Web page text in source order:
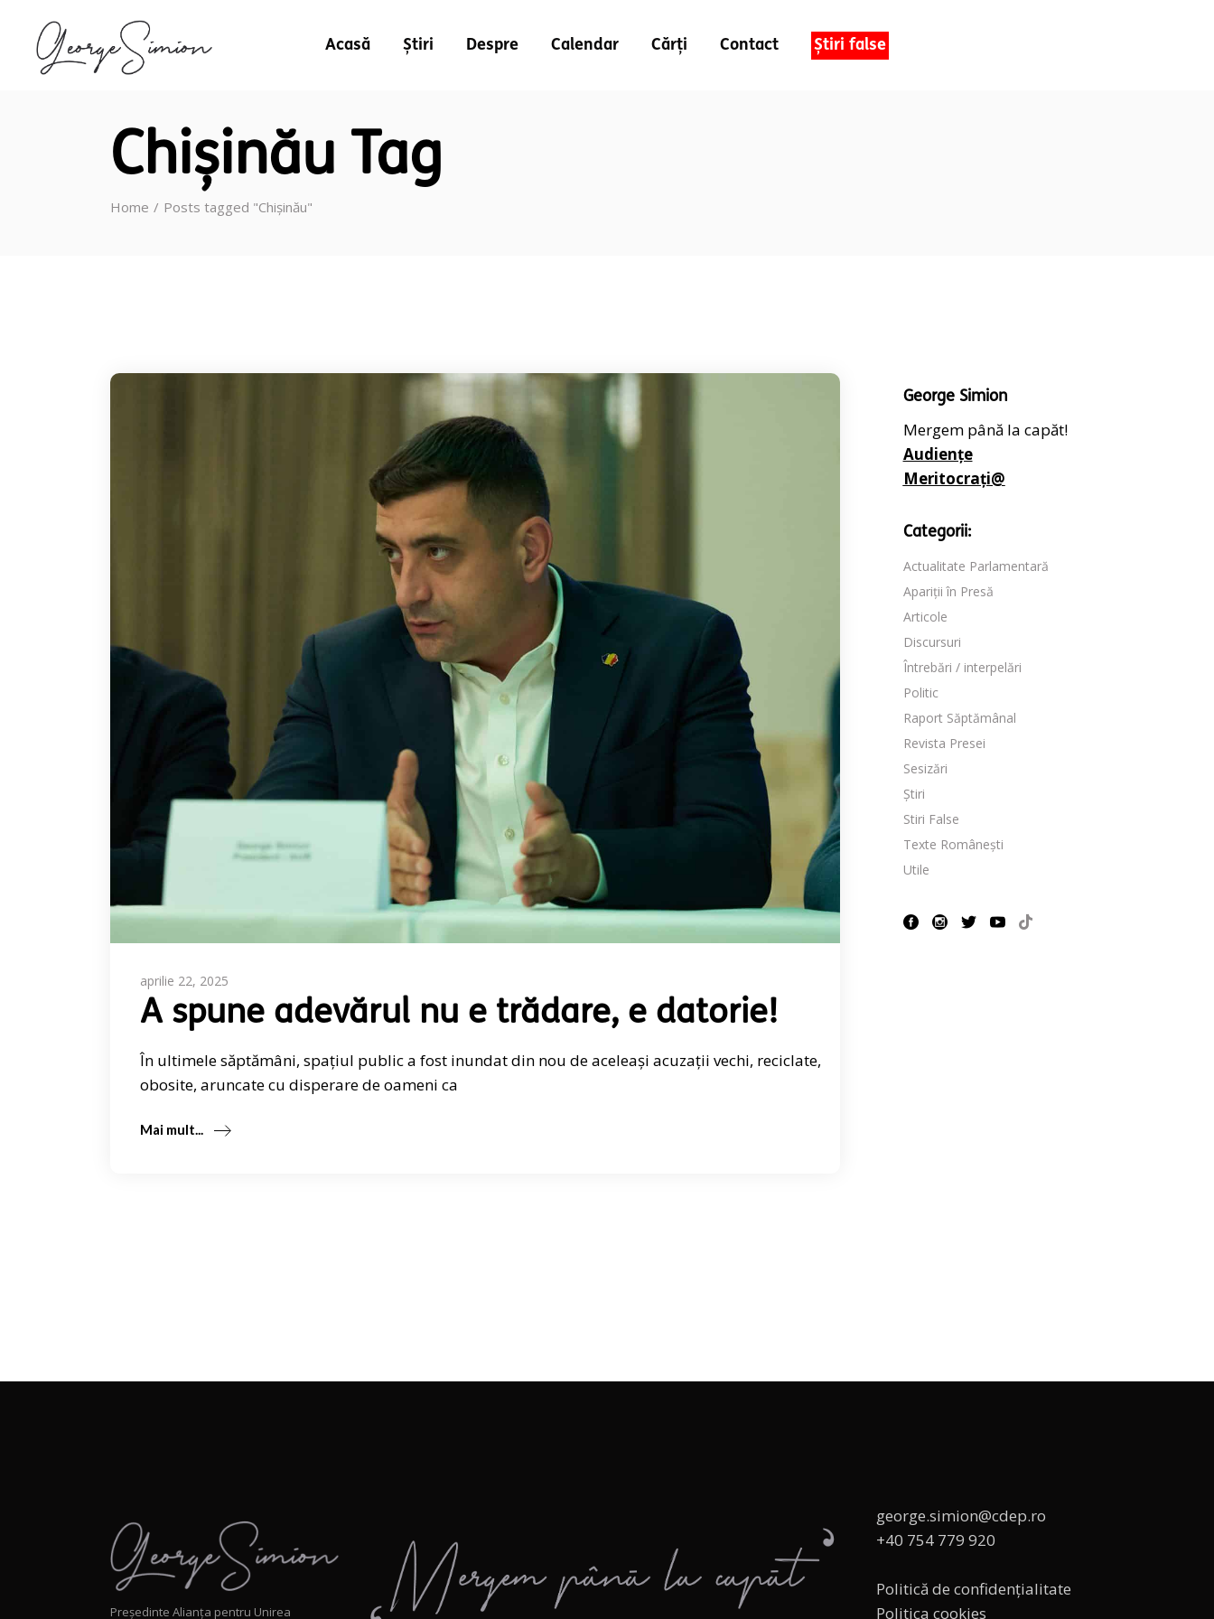
Acasă Știri Despre Calendar Cărți Contact Știri false
Chișinău Tag
Home Posts tagged "Chișinău"
aprilie 22, 2025
A spune adevărul nu e trădare, e datorie!
În ultimele săptămâni, spațiul public a fost inundat din nou de aceleași acuzații vechi, reciclate,
obosite, aruncate cu disperare de oameni ca
Mai mult...
George Simion
Mergem până la capăt!
Audiențe
Meritocrați@
Categorii:
Actualitate Parlamentară
Apariții în Presă
Articole
Discursuri
Întrebări / interpelări
Politic
Raport Săptămânal
Revista Presei
Sesizări
Știri
Stiri False
Texte Românești
Utile
Președinte Alianța pentru Unirea
george.simion@cdep.ro
+40 754 779 920
Politică de confidențialitate
Politica cookies